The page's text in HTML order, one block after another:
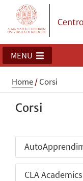
MENU
Home/Corsi
Corsi
CLA Academics